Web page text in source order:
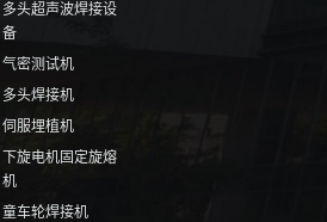
多头超声波焊接设
备
气密测试机
多头焊接机
伺服埋植机
下旋电机固定旋熔
机
童车轮焊接机